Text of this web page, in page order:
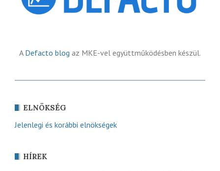
A Defacto blog az MKE-vel együttműködésben készül.
ELNÖKSÉG
Jelenlegi és korábbi elnökségek
HÍREK